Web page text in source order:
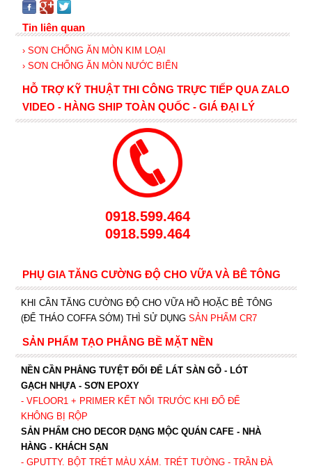
Tin liên quan
› SƠN CHỐNG ĂN MÒN KIM LOẠI
› SƠN CHỐNG ĂN MÒN NƯỚC BIỂN
HỖ TRỢ KỸ THUẬT THI CÔNG TRỰC TIẾP QUA ZALO
VIDEO - HÀNG SHIP TOÀN QUỐC - GIÁ ĐẠI LÝ
0918.599.464
0918.599.464
PHỤ GIA TĂNG CƯỜNG ĐỘ CHO VỮA VÀ BÊ TÔNG
KHI CẦN TĂNG CƯỜNG ĐỘ CHO VỮA HỒ HOẶC BÊ TÔNG
(ĐỂ THÁO COFFA SỚM) THÌ SỬ DỤNG SẢN PHẨM CR7
SẢN PHẨM TẠO PHẲNG BỀ MẶT NỀN
NỀN CẦN PHẲNG TUYỆT ĐỐI ĐỂ LÁT SÀN GỖ - LÓT
GẠCH NHỰA - SƠN EPOXY
- VFLOOR1+ PRIMER KẾT NỐI TRƯỚC KHI ĐỔ ĐỂ
KHÔNG BỊ RỘP
SẢN PHẨM CHO DECOR DẠNG MỘC QUÁN CAFE - NHÀ
HÀNG - KHÁCH SẠN
- GPUTTY. BỘT TRÉT MÀU XÁM. TRÉT TƯỜNG - TRẦN ĐÀ